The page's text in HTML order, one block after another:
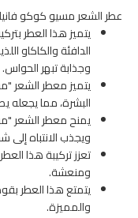
عطر الشعر مسيو كوكو فانيلا برائحة جوز الهند والفانيليا، ١٠٠ مل. عطر يأخذك في رحلة فريدة إلى عالم من الحلاوة، ومن اللحظة
يتميز هذا العطر
الدافئة والكاكاو
وجذابة تبهر الحواس.
يتميز معطر الشعر
البشرة، مما يجعله
يمنح معطر الشعر
ويجذب الانتباه
تعزز تركيبة هذا
ومنعشة.
يتمتع هذا العطر
والمميزة.